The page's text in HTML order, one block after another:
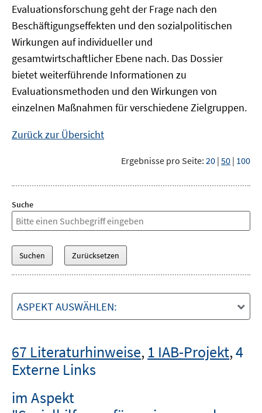
Evaluationsforschung geht der Frage nach den
Beschäftigungseffekten und den sozialpolitischen
Wirkungen auf individueller und
gesamtwirtschaftlicher Ebene nach. Das Dossier
bietet weiterführende Informationen zu
Evaluationsmethoden und den Wirkungen von
einzelnen Maßnahmen für verschiedene Zielgruppen.
Zurück zur Übersicht
Ergebnisse pro Seite: 20 | 50 | 100
Suche
ASPEKT AUSWÄHLEN:
67 Literaturhinweise, 1 IAB-Projekt,4
Externe Links
im Aspekt